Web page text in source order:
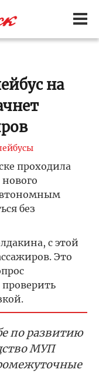
на
проходила
нового
без
с этой
Это
проверить
по развитию
МУП